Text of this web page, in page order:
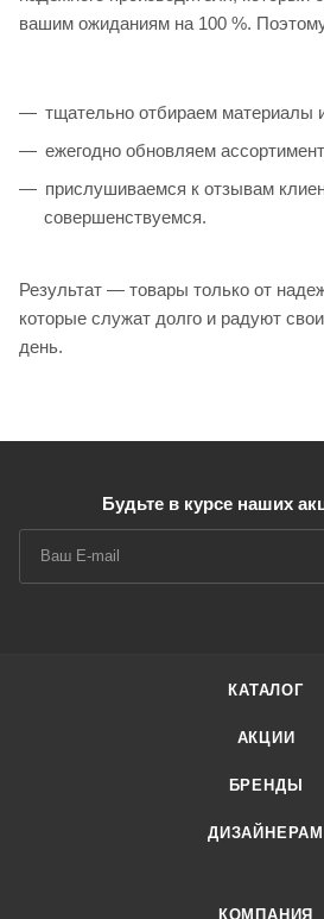
вашим ожиданиям на 100 %.
тщательно отбираем материалы
ежегодно обновляем
прислушиваемся к отзывам
совершенствуемся.
Результат — товары только от
которые служат долго и радуют
день.
Будьте в курсе наших
КАТАЛОГ
АКЦИИ
БРЕНДЫ
ДИЗАЙНЕРАМ
КОМПАНИЯ